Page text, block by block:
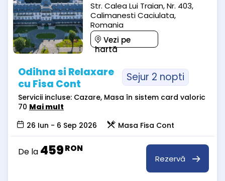
Str. Calea Lui Traian, Nr. 403,
Calimanesti Caciulata,
Romania
Vezi pe
hartă
Odihna si Relaxare
cu Fisa Cont
Sejur 2 nopti
Servicii incluse: Cazare, Masa în sistem card valoric
70 Mai mult
26 Iun - 6 Sep 2026
Masa Fisa Cont
De la 459RON
Rezervă